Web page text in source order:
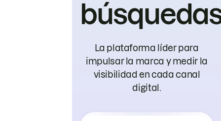
La plataforma líder para
impulsar la marca y medir la
visibilidad en cada canal
digital.